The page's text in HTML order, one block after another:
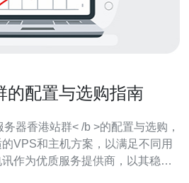
的配置与选购指南
器香港站群< /b >的配置与选购，
VPS和主机方案，以满足不同用
作为优质服务提供商，以其稳定